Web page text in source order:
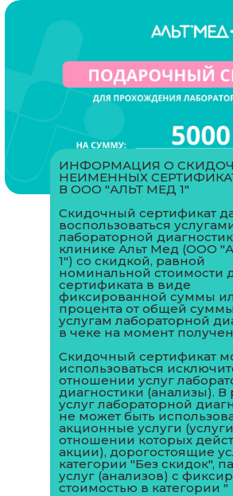
ИНФОРМАЦИЯ О
НЕИМЕННЫХ
В ООО "АЛЬТ МЕД 1"
Скидочный сертификат
воспользоваться
лабораторной
клинике Альт Мед (ООО
1") со скидкой, равной
номинальной стоимости
сертификата в виде
фиксированной суммы
процента от общей
услугам лабораторной
в чеке на момент
Скидочный сертификат
использоваться
отношении услуг
диагностики (анализы). В
услуг лабораторной
не может быть
акционные услуги
отношении которых
акции), дорогостоящие
категории "Без скидок",
услуг (анализов) с
стоимостью в категории "